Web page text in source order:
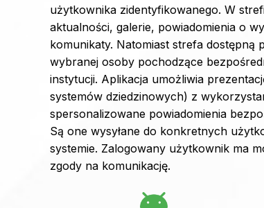
użytkownika zidentyfikowanego. W
aktualności, galerie, powiadomienia o
komunikaty. Natomiast strefa dostępną
wybranej osoby pochodzące
instytucji. Aplikacja umożliwia
systemów dziedzinowych) z
spersonalizowane powiadomienia
Są one wysyłane do konkretnych
systemie. Zalogowany użytkownik ma
zgody na komunikację.